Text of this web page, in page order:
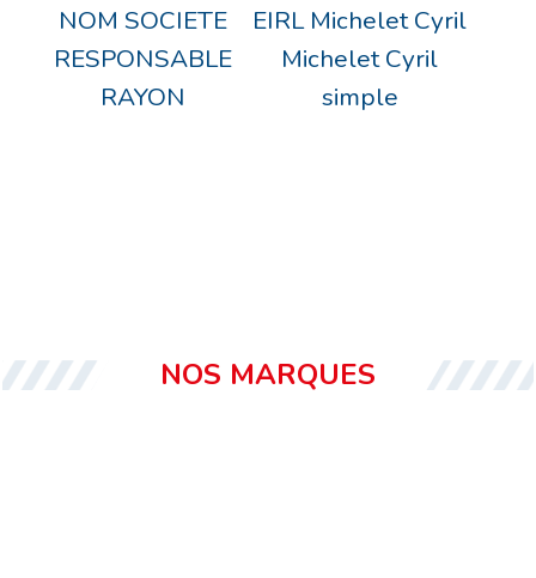
NOM SOCIETE
EIRL Michelet Cyril
RESPONSABLE
Michelet Cyril
RAYON
simple
NOS MARQUES